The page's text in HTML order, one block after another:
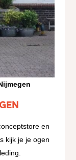
en
kijk je je ogen